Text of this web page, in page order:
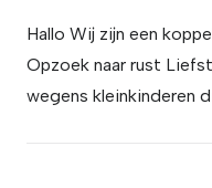
Hallo Wij zijn een
Opzoek naar rust
wegens kleinkinderen